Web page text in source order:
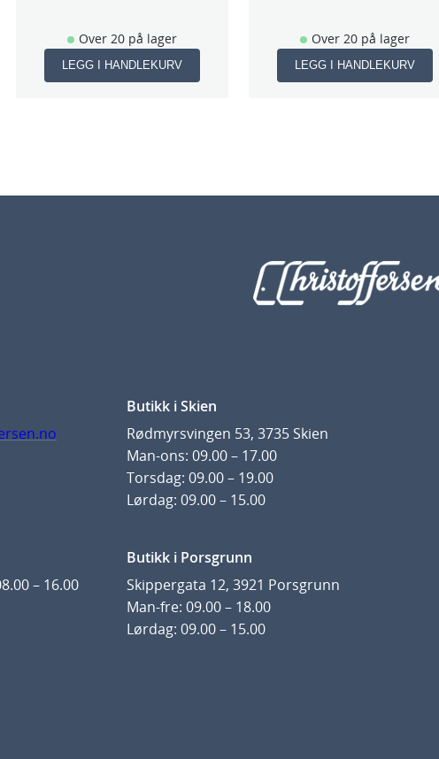
Over 20 på lager
LEGG I HANDLEKURV
Over 20 på lager
LEGG I HANDLEKURV
Butikk i Skien
Rødmyrsvingen 53, 3735 Skien
Man-ons: 09.00 – 17.00
Torsdag: 09.00 – 19.00
Lørdag: 09.00 – 15.00
– 16.00
Butikk i Porsgrunn
Skippergata 12, 3921 Porsgrunn
Man-fre: 09.00 – 18.00
Lørdag: 09.00 – 15.00